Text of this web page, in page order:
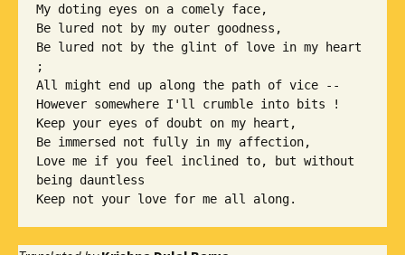
My doting eyes on a comely face,
Be lured not by my outer goodness,
Be lured not by the glint of love in my heart
;
All might end up along the path of vice --
However somewhere I'll crumble into bits !
Keep your eyes of doubt on my heart,
Be immersed not fully in my affection,
Love me if you feel inclined to, but without
being dauntless
Keep not your love for me all along.